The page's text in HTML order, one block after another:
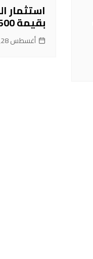
استثمار
بقيمة 500 مليون ريال قطري
أغسطس 28, 2024